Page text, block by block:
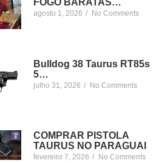
FOGO BARATAS…
agosto 1, 2026 / No Comments
Bulldog 38 Taurus RT85s
5…
julho 31, 2026 / No Comments
COMPRAR PISTOLA
TAURUS NO PARAGUAI
fevereiro 7, 2026 / No Comments